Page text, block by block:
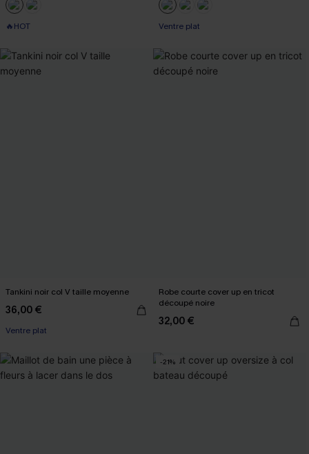
🔥HOT Ventre plat
Tankini noir col V taille moyenne
36,00 €
Ventre plat
Robe courte cover up en tricot
découpé noire
32,00 €
-21%